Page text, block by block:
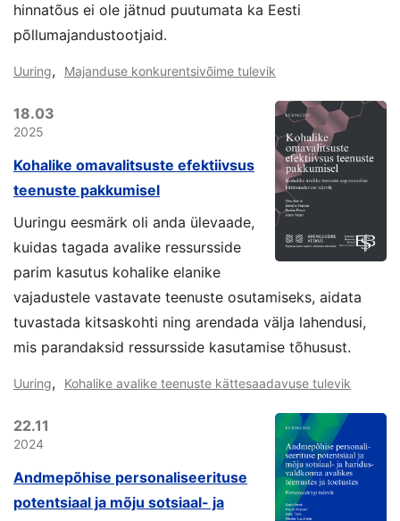
hinnatõus ei ole jätnud puutumata ka Eesti
põllumajandustootjaid.
Uuring, Majanduse konkurentsivõime tulevik
18.03
2025
Kohalike omavalitsuste efektiivsus
teenuste pakkumisel
Uuringu eesmärk oli anda ülevaade,
kuidas tagada avalike ressursside
parim kasutus kohalike elanike
vajadustele vastavate teenuste osutamiseks, aidata
tuvastada kitsaskohti ning arendada välja lahendusi,
mis parandaksid ressursside kasutamise tõhusust.
Uuring, Kohalike avalike teenuste kättesaadavuse tulevik
22.11
2024
Andmepõhise personaliseerituse
potentsiaal ja mõju sotsiaal- ja